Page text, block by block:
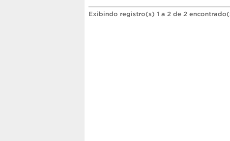
Exibindo registro(s) 1 a 2 de 2